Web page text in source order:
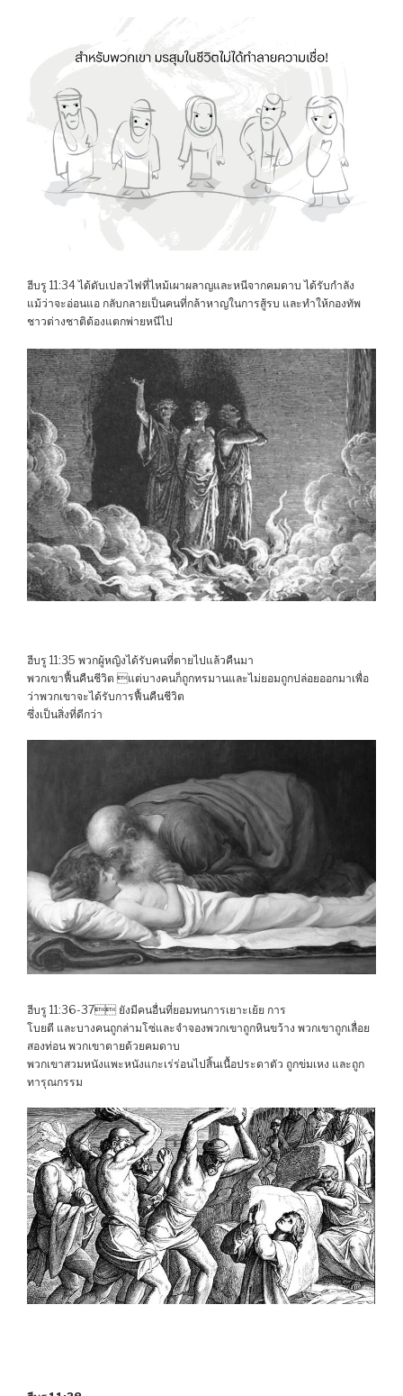
ฮีบรู 11:34 ได้ดับเปลวไฟที่ไหม้เผาผลาญและหนีจากคมดาบ ได้รับกำลัง
แม้ว่าจะอ่อนแอ กลับกลายเป็นคนที่กล้าหาญในการสู้รบ และทำให้กองทัพ
ชาวต่างชาติต้องแตกพ่ายหนีไป
ฮีบรู 11:35 พวกผู้หญิงได้รับคนที่ตายไปแล้วคืนมา
พวกเขาฟื้นคืนชีวิต แต่บางคนก็ถูกทรมานและไม่ยอมถูกปล่อยออกมาเพื่อ
ว่าพวกเขาจะได้รับการฟื้นคืนชีวิต
ซึ่งเป็นสิ่งที่ดีกว่า
ฮีบรู 11:36-37 ยังมีคนอื่นที่ยอมทนการเยาะเย้ย การ
โบยตี และบางคนถูกล่ามโซ่และจำจองพวกเขาถูกหินขว้าง พวกเขาถูกเลื่อย
สองท่อน พวกเขาตายด้วยคมดาบ
พวกเขาสวมหนังแพะหนังแกะเร่ร่อนไปสิ้นเนื้อประดาตัว ถูกข่มเหง และถูก
ทารุณกรรม